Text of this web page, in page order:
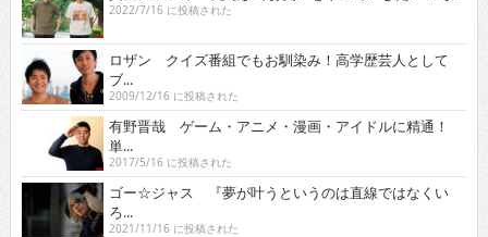
2022/7/16 に投稿された
ロザン クイズ番組でもお馴染み！高学歴芸人として
ブ...
2009/12/16 に投稿された
有野晋哉 ゲーム・アニメ・漫画・アイドルに精通！
単...
2017/5/16 に投稿された
ゴー☆ジャス 『夢が叶うというのは直線ではなくい
ろ...
2021/11/16 に投稿された